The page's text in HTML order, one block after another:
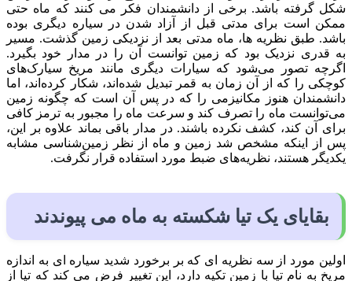
شکل گرفته باشد. برخی از دانشمندان فکر می کنند که ماه حتی
ممکن است برای مدتی قبل از آزاد شدن در سیاره دیگری بوده
باشد. طبق نظریه ها، ماه مدتی بعد از نزدیکی زمین گذشت. مسیر
به قدری نزدیک بود که زمین توانست آن را در مدار خود بگیرد.
اگرچه تصور می‌شود که سیارات دیگری مانند مریخ سیارک‌های
کوچکی را که از آن زمان به قمر تبدیل شده‌اند، شکار کرده‌اند، اما
دانشمندان هنوز مکانیزمی را که در پس آن است که چگونه زمین
می‌توانست ماه را تصرف کند و سرعت ماه را مجبور به ترمز کافی
برای آن کند، کشف نکرده باشند. در مدار باقی بماند علاوه بر این،
پس از اینکه مشخص شد زمین و ماه از نظر زمین‌شناسی مشابه
یکدیگر هستند، نظریه‌های ضبط مورد استفاده قرار نگرفت.
بقایای یک تیا شکسته به ماه می پیوندند
اولین مورد از سه نظریه ای که بر برخورد شدید سیاره ای به اندازه
مریخ به نام تیا با زمین تکیه دارد، این تغییر فرض می کند که تیا از